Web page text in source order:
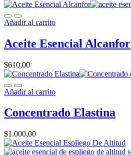
Añadir al carrito
Aceite Esencial Alcanfor
$610,00
Añadir al carrito
Concentrado Elastina
$1.000,00